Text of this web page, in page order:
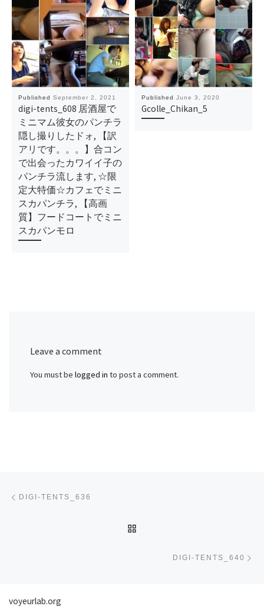
PublishedSeptember 2, 2021
digi-tents_608 居酒屋で
ミニマム彼女のパンチラ
隠し撮りしたドォ, 【訳
アリです。。。】合コン
で出会ったカワイイ子の
パンチラ流します, ☆限
定大特価☆カフェでミニ
スカパンチラ, 【高画
質】フードコートでミニ
スカパンモロ
PublishedJune 3, 2020
Gcolle_Chikan_5
Leave a comment
You must belogged in to post a comment.
DIGI-TENTS_636
DIGI-TENTS_640
voyeurlab.org